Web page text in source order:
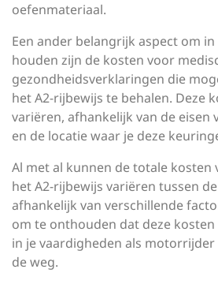
oefenmateriaal.
Een ander belangrijk aspect om
houden zijn de kosten voor
gezondheidsverklaringen die
het A2-rijbewijs te behalen. Deze
variëren, afhankelijk van de eisen
en de locatie waar je deze
Al met al kunnen de totale kosten
het A2-rijbewijs variëren tussen de
afhankelijk van verschillende
om te onthouden dat deze
in je vaardigheden als
de weg.